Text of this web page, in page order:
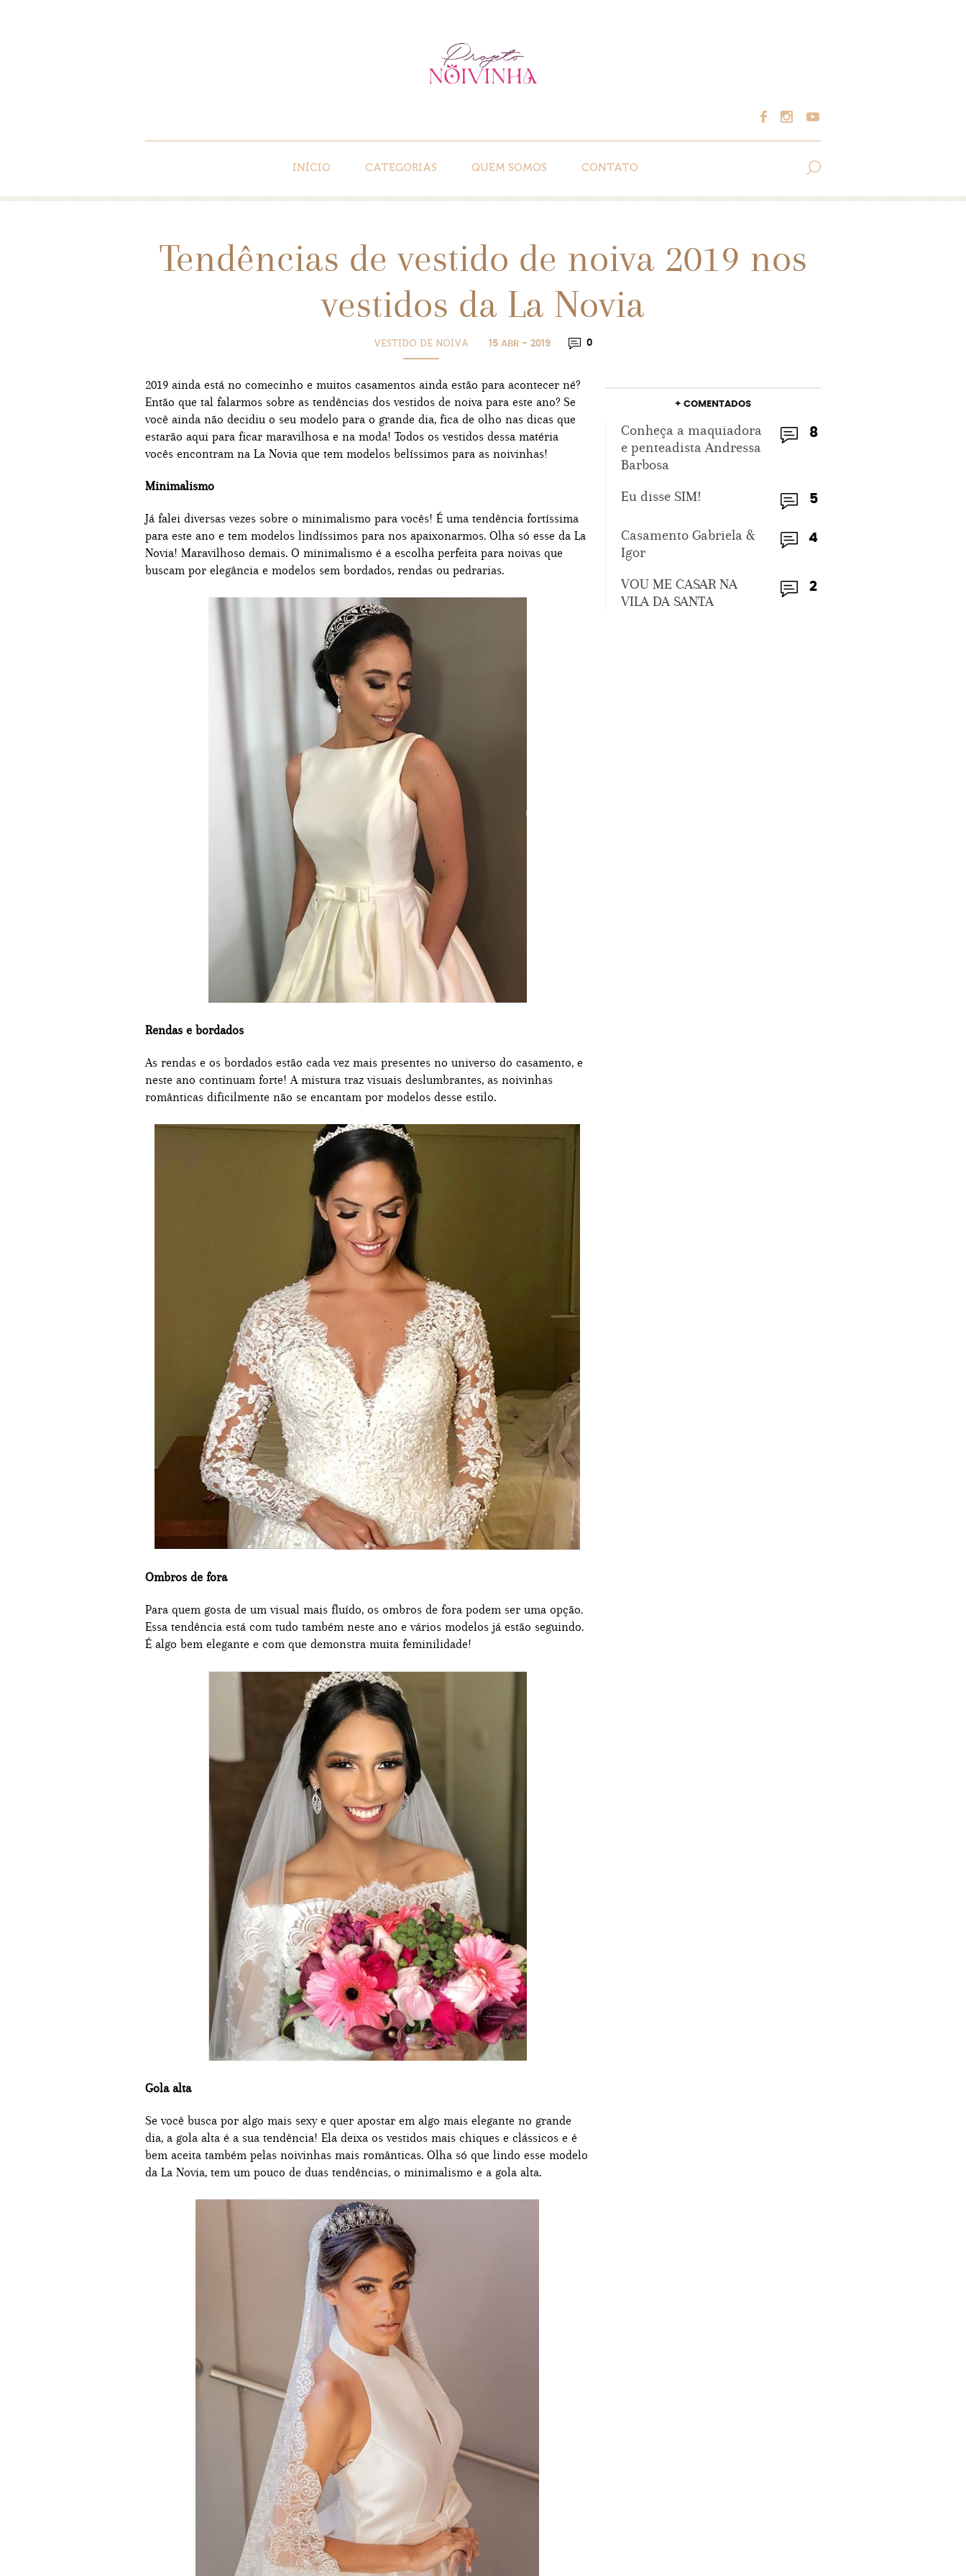
INÍCIO CATEGORIAS QUEM SOMOS CONTATO
Tendências de vestido de noiva 2019 nos
vestidos da La Novia
VESTIDO DE NOIVA 15 ABR - 2019 0
2019 ainda está no comecinho e muitos casamentos ainda estão para acontecer né?
Então que tal falarmos sobre as tendências dos vestidos de noiva para este ano? Se
você ainda não decidiu o seu modelo para o grande dia, fica de olho nas dicas que
estarão aqui para ficar maravilhosa e na moda! Todos os vestidos dessa matéria
vocês encontram na La Novia que tem modelos belíssimos para as noivinhas!
Minimalismo
Já falei diversas vezes sobre o minimalismo para vocês! É uma tendência fortíssima
para este ano e tem modelos lindíssimos para nos apaixonarmos. Olha só esse da La
Novia! Maravilhoso demais. O minimalismo é a escolha perfeita para noivas que
buscam por elegância e modelos sem bordados, rendas ou pedrarias.
Rendas e bordados
As rendas e os bordados estão cada vez mais presentes no universo do casamento, e
neste ano continuam forte! A mistura traz visuais deslumbrantes, as noivinhas
românticas dificilmente não se encantam por modelos desse estilo.
Ombros de fora
Para quem gosta de um visual mais fluído, os ombros de fora podem ser uma opção.
Essa tendência está com tudo também neste ano e vários modelos já estão seguindo.
É algo bem elegante e com que demonstra muita feminilidade!
Gola alta
Se você busca por algo mais sexy e quer apostar em algo mais elegante no grande
dia, a gola alta é a sua tendência! Ela deixa os vestidos mais chiques e clássicos e é
bem aceita também pelas noivinhas mais românticas. Olha só que lindo esse modelo
da La Novia, tem um pouco de duas tendências, o minimalismo e a gola alta.
+ COMENTADOS
8
Conheça a maquiadora
e penteadista Andressa
Barbosa
5
Eu disse SIM!
4
Casamento Gabriela &
Igor
2
VOU ME CASAR NA
VILA DA SANTA